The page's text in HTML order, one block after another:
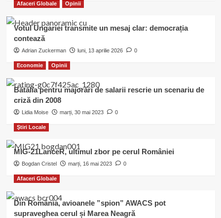
Afaceri Globale Opinii
Votul Ungariei transmite un mesaj clar: democrația
contează
Adrian Zuckerman luni, 13 aprilie 2026 0
Economie Opinii
Bătălia pentru majorări de salarii rescrie un scenariu de
criză din 2008
Lidia Moise marți, 30 mai 2023 0
Ştiri Locale
MIG-21LanceR, ultimul zbor pe cerul României
Bogdan Cristel marți, 16 mai 2023 0
Afaceri Globale
Din România, avioanele ”spion” AWACS pot
supraveghea cerul și Marea Neagră